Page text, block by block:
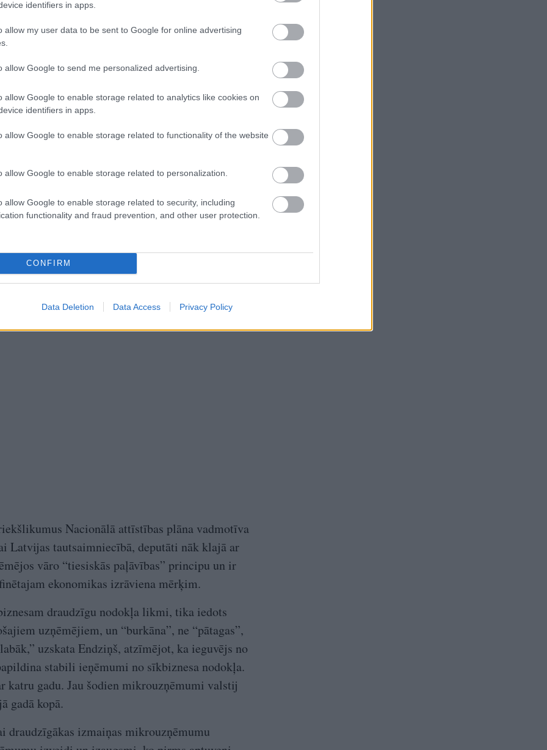
identifiers in apps.
allow my user data to be sent to Google for online advertising
allow Google to send me personalized advertising.
allow Google to enable storage related to analytics like cookies on
identifiers in apps.
allow Google to enable storage related to functionality of the website
allow Google to enable storage related to personalization.
allow Google to enable storage related to security, including
functionality and fraud prevention, and other user protection.
CONFIRM
Data Deletion Data Access Privacy Policy
ka
divi cilvēki ar
Kalniņa pirmo
apstiprina
ar Džilindžeru
Donalda Trampa balles
būvniecība tiek
nodokļa sistēma pielīdzināma
jaunatnes sportu, ir bezcerīgi cerēt
sasniegumiem profesionālajā sportā. Ja
biznesam, nav ko cerēt uz Latvijas
maksātāju pieaugumu,” uzskata LTRK
Nacionālā attīstības plāna vadmotīva
Latvijas tautsaimniecībā, deputāti nāk klajā ar
vāro “tiesiskās paļāvības” principu un ir
ekonomikas izrāviena mērķim.
draudzīgu nodokļa likmi, tika iedots
uzņēmējiem, un “burkāna”, ne “pātagas”,
uzskata Endziņš, atzīmējot, ka ieguvējs no
stabili ieņēmumi no sīkbiznesa nodokļa.
katru gadu. Jau šodien mikrouzņēmumi valstij
gadā kopā.
draudzīgākas izmaiņas mikrouzņēmumu